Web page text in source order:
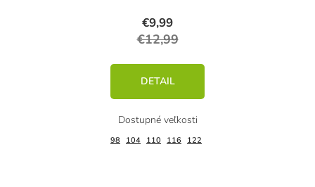
€9,99
€12,99
DETAIL
98 104 110 116 122